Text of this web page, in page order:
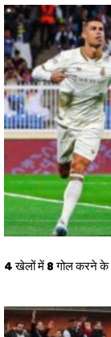
4 खेलों में 8 गोल करने के